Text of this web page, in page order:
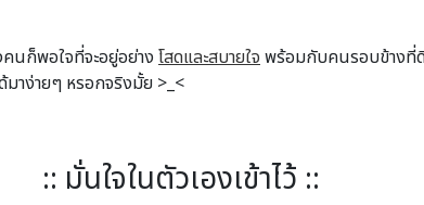
นก็พอใจที่จะอยู่อย่าง โสดและสบายใจพร้อมกับคนรอบข้างที่ดี
าง่ายๆ หรอกจริงมั้ย >_<
:: มั่นใจในตัวเองเข้าไว้ ::